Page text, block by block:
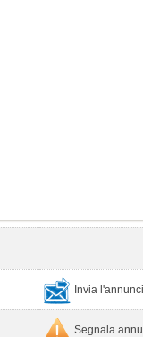
Invia
Segnala